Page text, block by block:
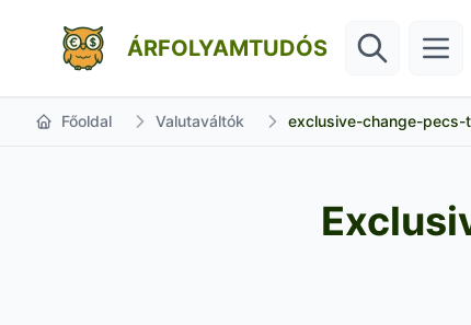
ÁRFOLYAMTUDÓS
Főoldal Valutaváltók exclusive-change-pecs-